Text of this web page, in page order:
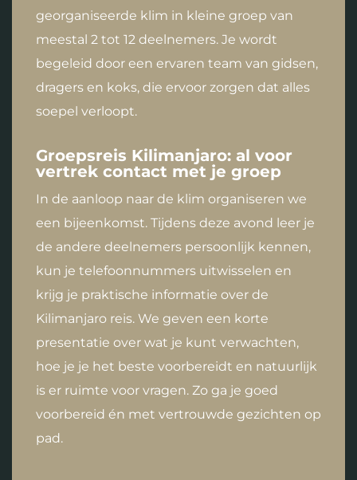
georganiseerde klim in kleine groep van
meestal 2 tot 12 deelnemers. Je wordt
begeleid door een ervaren team van gidsen,
dragers en koks, die ervoor zorgen dat alles
soepel verloopt.
Groepsreis Kilimanjaro: al voor
vertrek contact met je groep
In de aanloop naar de klim organiseren we
een bijeenkomst. Tijdens deze avond leer je
de andere deelnemers persoonlijk kennen,
kun je telefoonnummers uitwisselen en
krijg je praktische informatie over de
Kilimanjaro reis. We geven een korte
presentatie over wat je kunt verwachten,
hoe je je het beste voorbereidt en natuurlijk
is er ruimte voor vragen. Zo ga je goed
voorbereid én met vertrouwde gezichten op
pad.